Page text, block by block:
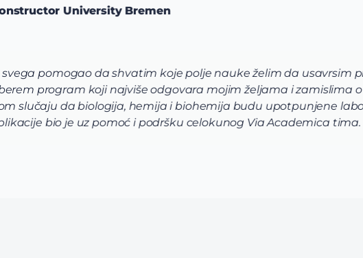
pomogao da shvatim koje polje nauke želim da usavrsim
program koji najviše odgovara mojim željama i zamislima o
da biologija, hemija i biohemija budu upotpunjene
bio je uz pomoć i podršku celokunog Via Academica tima.
University Bremen